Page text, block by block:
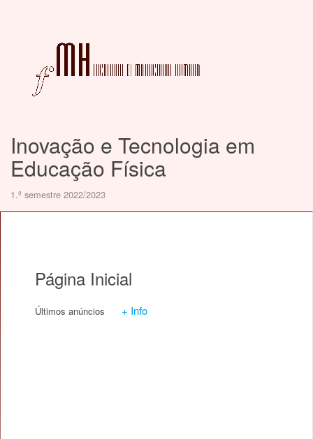
Inovação e Tecnologia em
Educação Física
1.º semestre 2022/2023
Página Inicial
Últimos anúncios + Info